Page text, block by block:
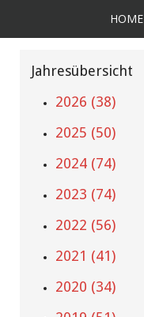
HOME
Jahresübersicht
2026 (38)
2025 (50)
2024 (74)
2023 (74)
2022 (56)
2021 (41)
2020 (34)